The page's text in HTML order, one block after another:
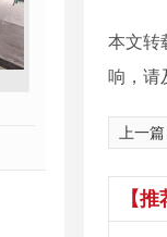
本文转
响，请
上一篇
【